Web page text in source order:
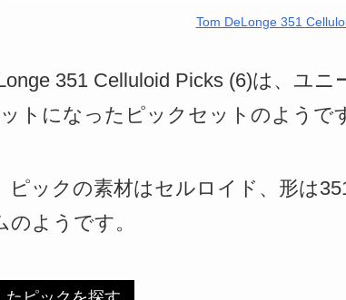
Tom DeLonge 351
351 Celluloid Picks (6)は、ユ
トになったピックセットのようで
ピックの素材はセルロイド、形は
のようです。